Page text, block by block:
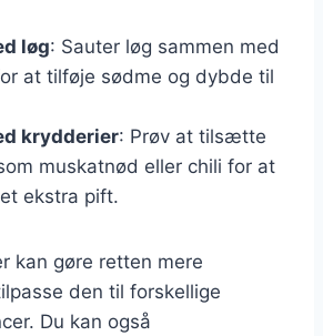
løg: Sauter løg sammen med
at tilføje sødme og dybde til
krydderier: Prøv at tilsætte
muskatnød eller chili for at
ekstra pift.
kan gøre retten mere
den til forskellige
Du kan også